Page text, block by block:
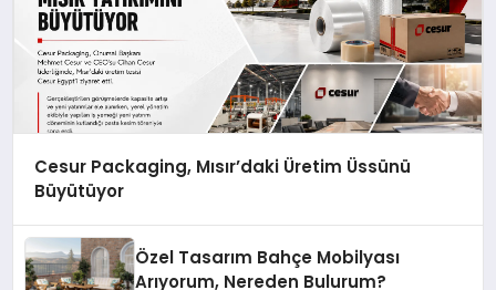
Cesur Packaging, Mısır’daki Üretim Üssünü
Büyütüyor
Özel Tasarım Bahçe Mobilyası
Arıyorum, Nereden Bulurum?